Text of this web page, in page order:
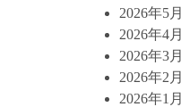
2026年5月
2026年4月
2026年3月
2026年2月
2026年1月